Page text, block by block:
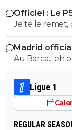
Officiel : Le
Je te le remet,
31 juillet 2026 à 15:37+ 1591
de messages au PSG. Il y a déjà "un
Vinicius va bientôt
a pas d autres Sergio33
menteur, que
une fois ...
Madrid
transfert de
Au Barca... eh
Ligue 1
REGULAR